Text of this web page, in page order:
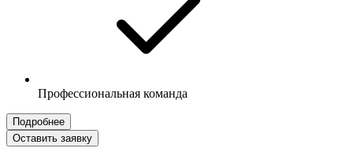
Профессиональная команда
Подробнее
Оставить заявку